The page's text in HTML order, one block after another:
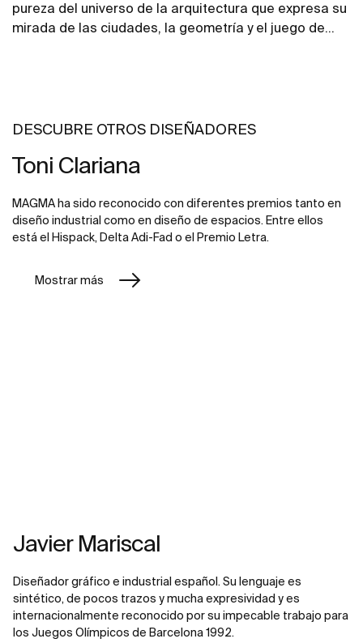
pureza del universo de la arquitectura que expresa su
mirada de las ciudades, la geometría y el juego de
DESCUBRE OTROS DISEÑADORES
Toni Clariana
MAGMA ha sido reconocido con diferentes premios tanto en
diseño industrial como en diseño de espacios. Entre ellos
está el Hispack, Delta Adi-Fad o el Premio Letra.
Mostrar más
Javier Mariscal
Diseñador gráfico e industrial español. Su lenguaje es
sintético, de pocos trazos y mucha expresividad y es
internacionalmente reconocido por su impecable trabajo para
los Juegos Olímpicos de Barcelona 1992.